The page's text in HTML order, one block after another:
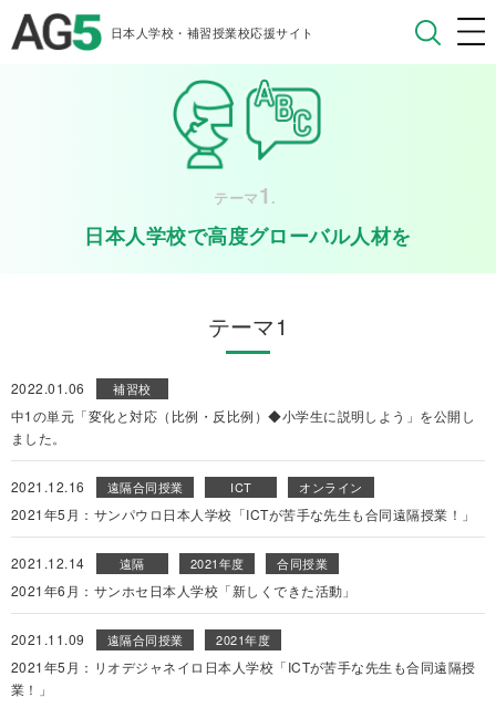
日本人学校・補習授業校応援サイト
テーマ1 .
日本人学校で高度グローバル人材を
テーマ1
2022.01.06 補習校
中1の単元「変化と対応（比例・反比例）◆小学生に説明しよう」を公開し
ました。
2021.12.16 遠隔合同授業 ICT オンライン
2021年5月：サンパウロ日本人学校「ICTが苦手な先生も合同遠隔授業！」
2021.12.14 遠隔 2021年度 合同授業
2021年6月：サンホセ日本人学校「新しくできた活動」
2021.11.09 遠隔合同授業 2021年度
2021年5月：リオデジャネイロ日本人学校「ICTが苦手な先生も合同遠隔授
業！」